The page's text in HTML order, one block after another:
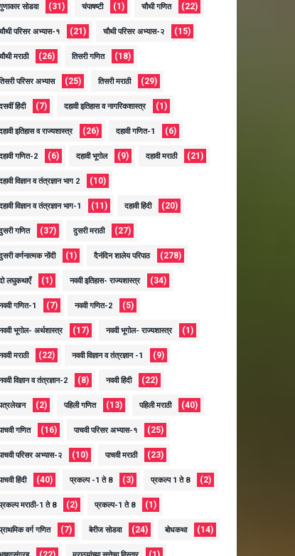
सोडवा (31) चंपाषष्टी (1) चौथी गणित (22)
परिसर अभ्यास-१ (21) चौथी परिसर अभ्यास-२ (15)
मराठी (26) तिसरी गणित (18)
परिसर अभ्यास (25) तिसरी मराठी (29)
हिंदी (7) दहावी इतिहास व नागरिकशास्त्र (1)
इतिहास व राज्यशास्त्र (26) दहावी गणित-1 (6)
गणित-2 (6) दहावी भूगोल (9) दहावी मराठी (21)
विज्ञान व तंत्रज्ञान भाग 2 (10)
विज्ञान व तंत्रज्ञान भाग-1 (11) दहावी हिंदी (20)
गणित (37) दुसरी मराठी (27)
वर्णनात्मक नोंदी (1) दैनंदिन शालेय परिपाठ (278)
लघुकथाएँ (1) नववी इतिहास- राज्यशास्त्र (34)
गणित-1 (7) नववी गणित-2 (5)
भूगोल- अर्थशास्त्र (17) नववी भूगोल- राज्यशास्त्र (1)
मराठी (22) नववी विज्ञान व तंत्रज्ञान -1 (9)
विज्ञान व तंत्रज्ञान-2 (8) नववी हिंदी (22)
(2) पहिली गणित (13) पहिली मराठी (40)
गणित (16) पाचवी परिसर अभ्यास-१ (25)
परिसर अभ्यास-२ (10) पाचवी मराठी (23)
हिंदी (40) प्रकल्प -1 ते 8 (3) प्रकल्प 1 ते 8 (2)
मराठी-1 ते 8 (2) प्रकल्प-1 ते 8 (1)
वर्ग गणित (7) बेरीज सोडवा (24) बोधकथा (14)